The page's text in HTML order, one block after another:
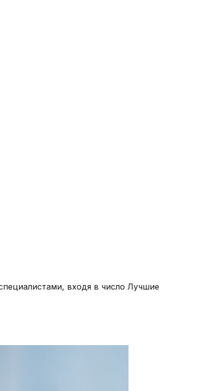
входя в число Лучшие